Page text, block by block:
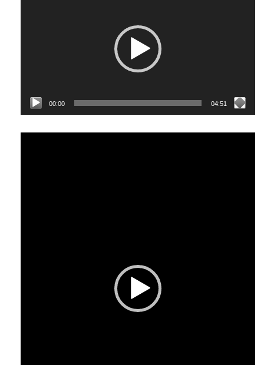
00:00 04:51